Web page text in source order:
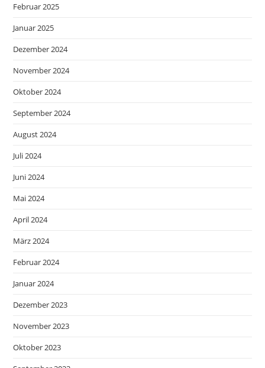
Februar 2025
Januar 2025
Dezember 2024
November 2024
Oktober 2024
September 2024
August 2024
Juli 2024
Juni 2024
Mai 2024
April 2024
März 2024
Februar 2024
Januar 2024
Dezember 2023
November 2023
Oktober 2023